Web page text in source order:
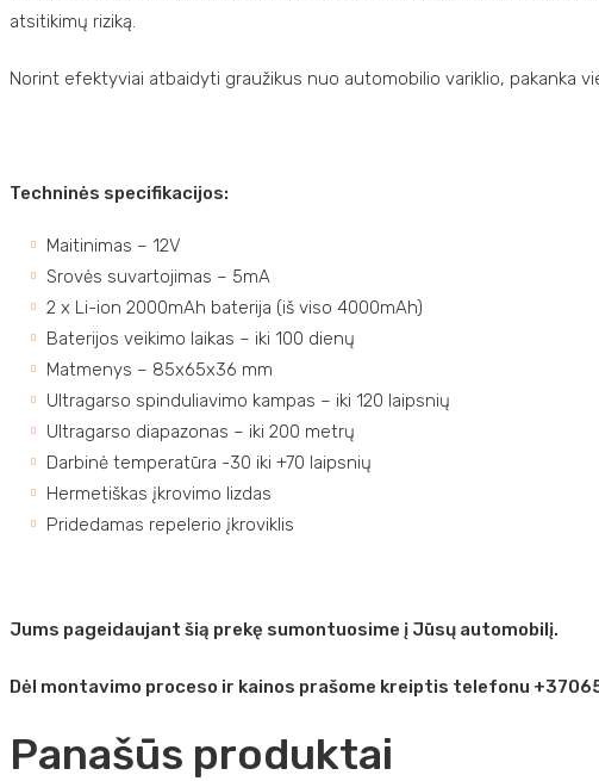
atsitikimų riziką.
Norint efektyviai atbaidyti graužikus nuo automobilio variklio, pakanka
Techninės specifikacijos:
Maitinimas – 12V
Srovės suvartojimas – 5mA
2 x Li-ion 2000mAh baterija (iš viso 4000mAh)
Baterijos veikimo laikas – iki 100 dienų
Matmenys – 85x65x36 mm
Ultragarso spinduliavimo kampas – iki 120 laipsnių
Ultragarso diapazonas – iki 200 metrų
Darbinė temperatūra -30 iki +70 laipsnių
Hermetiškas įkrovimo lizdas
Pridedamas repelerio įkroviklis
Jums pageidaujant šią prekę sumontuosime į Jūsų automobilį.
Dėl montavimo proceso ir kainos prašome kreiptis telefonu
Panašūs produktai